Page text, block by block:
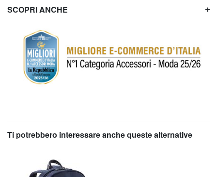
SCOPRI ANCHE
Ti potrebbero interessare anche queste alternative